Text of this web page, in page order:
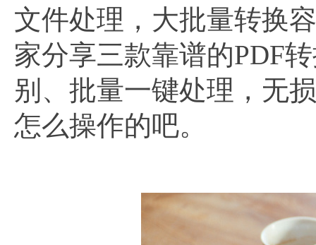
文件处理，大批量转换
家分享三款靠谱的PDF
别、批量一键处理，无
怎么操作的吧。